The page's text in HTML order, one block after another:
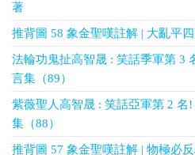
著
推背圖 58 象金聖嘆註解 | 大亂平
法輪功鬼扯高智晟 : 笑話季軍第 3
言集（89）
紫薇聖人高智晟 : 笑話亞軍第 2 名
集（88）
推背圖 57 象金聖嘆註解 | 物極必